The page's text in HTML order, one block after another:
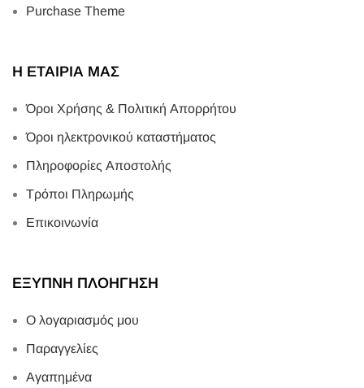
Purchase Theme
Η ΕΤΑΙΡΙΑ ΜΑΣ
Όροι Χρήσης & Πολιτική Απορρήτου
Όροι ηλεκτρονικού καταστήματος
Πληροφορίες Αποστολής
Τρόποι Πληρωμής
Επικοινωνία
ΕΞΥΠΝΗ ΠΛΟΗΓΗΣΗ
Ο λογαριασμός μου
Παραγγελίες
Αγαπημένα